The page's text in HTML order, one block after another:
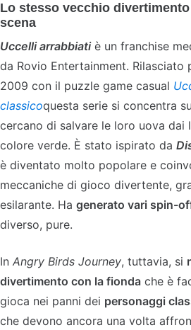
Lo stesso vecchio
scena
Uccelli arrabbiatiè un franchise
da Rovio Entertainment. Rilasciato
2009 con il puzzle game casual
classicoquesta serie si concentra
cercano di salvare le loro uova dai
colore verde. È stato ispirato da
è diventato molto popolare e
meccaniche di gioco divertente,
esilarante. Ha generato vari spin-
diverso, pure.
In Angry Birds Journey, tuttavia, si
divertimento con la fionda che è
gioca nei panni dei personaggi
che devono ancora una volta